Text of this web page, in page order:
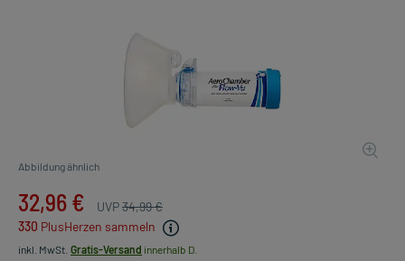
Abbildung ähnlich
32,96 € UVP34,99 €
330 PlusHerzen sammeln
inkl. MwSt. Gratis-Versand innerhalb D.